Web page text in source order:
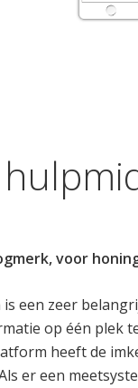
voor
een zeer
op één plek
heeft de
er een